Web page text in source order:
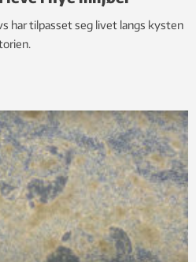
har tilpasset seg livet langs kysten